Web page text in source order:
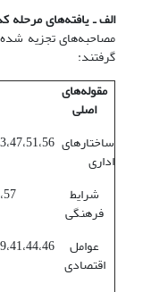
الف ـ یافته‌های مرحله
مصاحبه‌های تجزیه
گرفتند:
مقوله‌های
اصلی
ساختارهای
اداری
شرایط
فرهنگی
عوامل
اقتصادی